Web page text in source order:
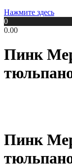
Нажмите здесь
0
0.00
Пинк
Пинк